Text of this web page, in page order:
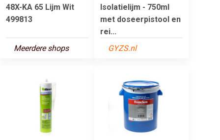
48X-KA 65 Lijm Wit
499813
Meerdere shops
Isolatielijm - 750ml
met doseerpistool en
rei...
GYZS.nl